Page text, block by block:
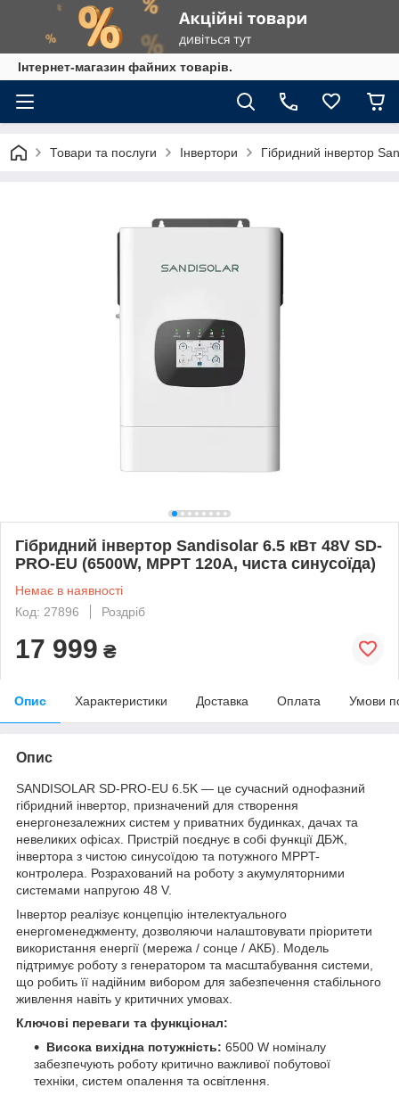
Інтернет-магазин файних товарів.
Товари та послуги Інвертори Гібридний інвертор
Гібридний інвертор Sandisolar 6.5 кВт 48V SD-
PRO-EU (6500W, MPPT 120A, чиста синусоїда)
Немає в наявності
Код: 27896
Роздріб
17 999 ₴
Опис Характеристики Доставка Оплата Умови
Опис
SANDISOLAR SD-PRO-EU 6.5K — це сучасний однофазний
гібридний інвертор, призначений для створення
енергонезалежних систем у приватних будинках, дачах та
невеликих офісах. Пристрій поєднує в собі функції ДБЖ,
інвертора з чистою синусоїдою та потужного MPPT-
контролера. Розрахований на роботу з акумуляторними
системами напругою 48 V.
Інвертор реалізує концепцію інтелектуального
енергоменеджменту, дозволяючи налаштовувати пріоритети
використання енергії (мережа / сонце / АКБ). Модель
підтримує роботу з генератором та масштабування системи,
що робить її надійним вибором для забезпечення стабільного
живлення навіть у критичних умовах.
Ключові переваги та функціонал:
Висока вихідна потужність: 6500 W номіналу
забезпечують роботу критично важливої побутової
техніки, систем опалення та освітлення.